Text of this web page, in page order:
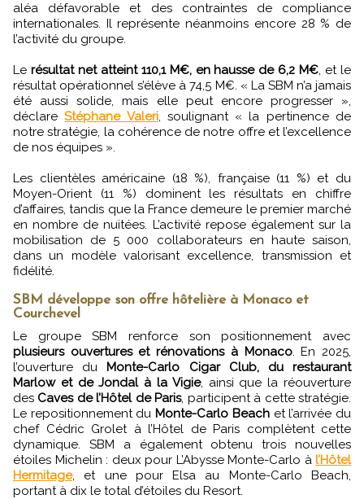
aléa défavorable et des contraintes de compliance
internationales. Il représente néanmoins encore 28 % de
l’activité du groupe.
Le résultat net atteint 110,1 M€, en hausse de 6,2 M€ , et le
résultat opérationnel s’élève à 74,5 M€. « La SBM n’a jamais
été aussi solide, mais elle peut encore progresser »,
déclareStéphane Valeri, soulignant « la pertinence de
notre stratégie, la cohérence de notre offre et l’excellence
de nos équipes ».
Les clientèles américaine (18 %), française (11 %) et du
Moyen-Orient (11 %) dominent les résultats en chiffre
d’affaires, tandis que la France demeure le premier marché
en nombre de nuitées. L’activité repose également sur la
mobilisation de 5 000 collaborateurs en haute saison,
dans un modèle valorisant excellence, transmission et
fidélité.
SBM développe son offre hôtelière à Monaco et
Courchevel
Le groupe SBM renforce son positionnement avec
plusieurs ouvertures et rénovations à Monaco. En 2025,
l’ouverture du Monte-Carlo Cigar Club, du restaurant
Marlow et de Jondal à la Vigie, ainsi que la réouverture
des Caves de l’Hôtel de Paris, participent à cette stratégie.
Le repositionnement du Monte-Carlo Beachet l’arrivée du
chef Cédric Grolet à l’Hôtel de Paris complètent cette
dynamique. SBM a également obtenu trois nouvelles
étoiles Michelin : deux pour L’Abysse Monte-Carlo à l’Hôtel
Hermitage, et une pour Elsa au Monte-Carlo Beach,
portant à dix le total d’étoiles du Resort.